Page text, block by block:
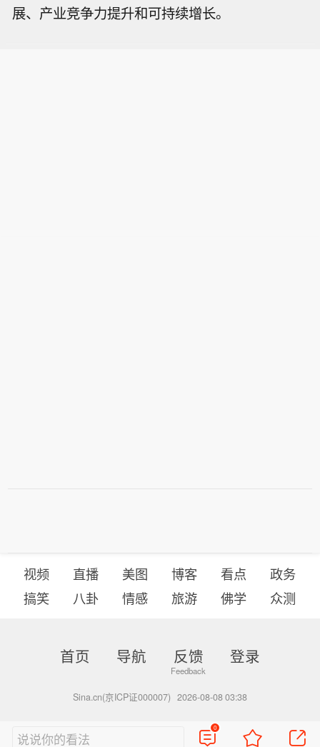
展、产业竞争力提升和可持续增长。
视频 直播 美图 博客 看点
政务
搞笑
八卦 情感 旅游 佛学 众测
首页 导航 反馈 登录
Sina.cn(京ICP证000007) 2026-08-08 03:38
说说你的看法
0